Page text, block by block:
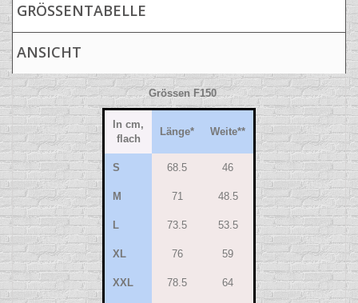
GRÖSSENTABELLE
ANSICHT
Grössen F150
In cm,
flach
Länge* Weite**
S 68.5 46
M 71 48.5
L 73.5 53.5
XL 76 59
XXL 78.5 64